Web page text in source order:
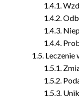
Leczenie